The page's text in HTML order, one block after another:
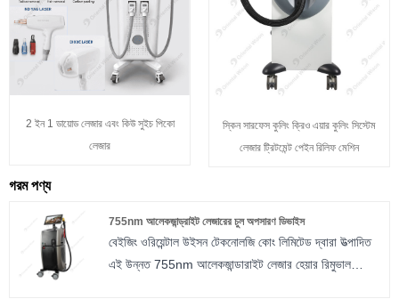
2 ইন 1 ডায়োড লেজার এবং কিউ সুইচ পিকো
লেজার
স্কিন সারফেস কুলিং ক্রিও এয়ার কুলিং সিস্টেম
লেজার ট্রিটমেন্ট পেইন রিলিফ মেশিন
গরম পণ্য
755nm আলেকজান্ড্রাইট লেজারের চুল অপসারণ ডিভাইস
বেইজিং ওরিয়েন্টাল উইসন টেকনোলজি কোং লিমিটেড দ্বারা উত্পাদিত
এই উন্নত 755nm আলেকজান্ডারাইট লেজার হেয়ার রিমুভাল